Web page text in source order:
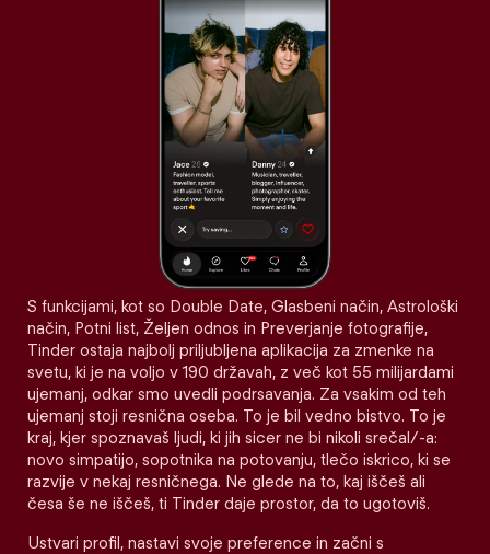
S funkcijami, kot so Double Date, Glasbeni način, Astrološki
način, Potni list, Željen odnos in Preverjanje fotografije,
Tinder ostaja najbolj priljubljena aplikacija za zmenke na
svetu, ki je na voljo v 190 državah, z več kot 55 milijardami
ujemanj, odkar smo uvedli podrsavanja. Za vsakim od teh
ujemanj stoji resnična oseba. To je bil vedno bistvo. To je
kraj, kjer spoznavaš ljudi, ki jih sicer ne bi nikoli srečal/-a:
novo simpatijo, sopotnika na potovanju, tlečo iskrico, ki se
razvije v nekaj resničnega. Ne glede na to, kaj iščeš ali
česa še ne iščeš, ti Tinder daje prostor, da to ugotoviš.
Ustvari profil, nastavi svoje preference in začni s